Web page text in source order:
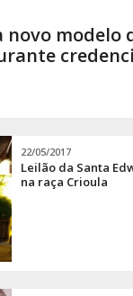
novo modelo
22/05/2017
Leilão da Santa
na raça Crioula